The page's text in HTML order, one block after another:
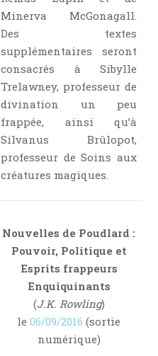
Minerva McGonagall.
Des textes
supplémentaires seront
consacrés à Sibylle
Trelawney, professeur de
divination un peu
frappée, ainsi qu’à
Silvanus Brûlopot,
professeur de Soins aux
créatures magiques.
Nouvelles de Poudlard :
Pouvoir, Politique et
Esprits frappeurs
Enquiquinants
(J.K. Rowling)
le 06/09/2016 (sortie
numérique)